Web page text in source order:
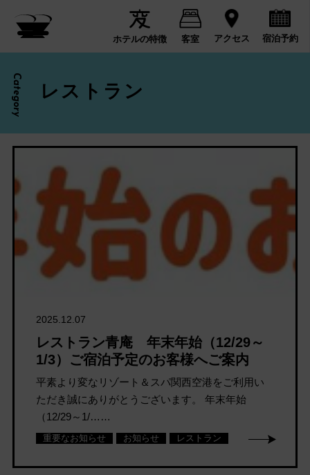
ホテルの特徴 客室 アクセス 宿泊予約
Category レストラン
2025.12.07
レストラン青庵 年末年始（12/29～
1/3）ご宿泊予定のお客様へご案内
平素より変なリゾート＆スパ関西空港をご利用い
ただき誠にありがとうございます。 年末年始
（12/29～1/……
重要なお知らせ お知らせ レストラン